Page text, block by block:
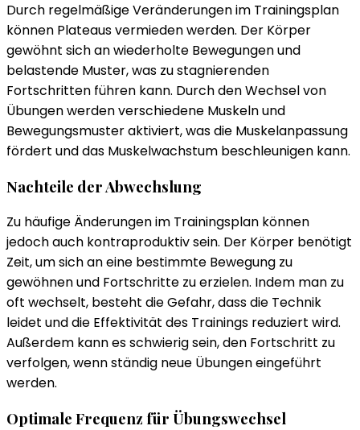
Durch regelmäßige Veränderungen im Trainingsplan
können Plateaus vermieden werden. Der Körper
gewöhnt sich an wiederholte Bewegungen und
belastende Muster, was zu stagnierenden
Fortschritten führen kann. Durch den Wechsel von
Übungen werden verschiedene Muskeln und
Bewegungsmuster aktiviert, was die Muskelanpassung
fördert und das Muskelwachstum beschleunigen kann.
Nachteile der Abwechslung
Zu häufige Änderungen im Trainingsplan können
jedoch auch kontraproduktiv sein. Der Körper benötigt
Zeit, um sich an eine bestimmte Bewegung zu
gewöhnen und Fortschritte zu erzielen. Indem man zu
oft wechselt, besteht die Gefahr, dass die Technik
leidet und die Effektivität des Trainings reduziert wird.
Außerdem kann es schwierig sein, den Fortschritt zu
verfolgen, wenn ständig neue Übungen eingeführt
werden.
Optimale Frequenz für Übungswechsel